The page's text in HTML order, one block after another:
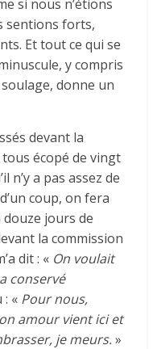
si nous n’étions
sentions forts,
Et tout ce qui se
y compris
donne un
devant la
écopé de vingt
n’y a pas assez de
coup, on fera
jours de
la commission
dit : « On voulait
conservé
: « Pour nous,
amour vient ici et
je meurs.»